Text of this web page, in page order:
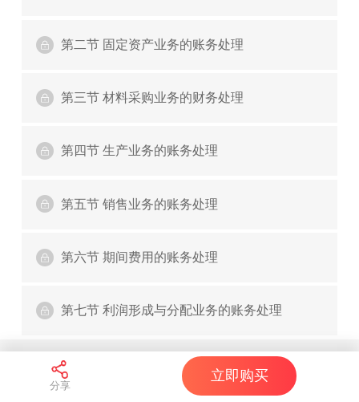
第二节 固定资产业务的账务处理
第三节 材料采购业务的财务处理
第四节 生产业务的账务处理
第五节 销售业务的账务处理
第六节 期间费用的账务处理
第七节 利润形成与分配业务的账务处理
分享
立即购买